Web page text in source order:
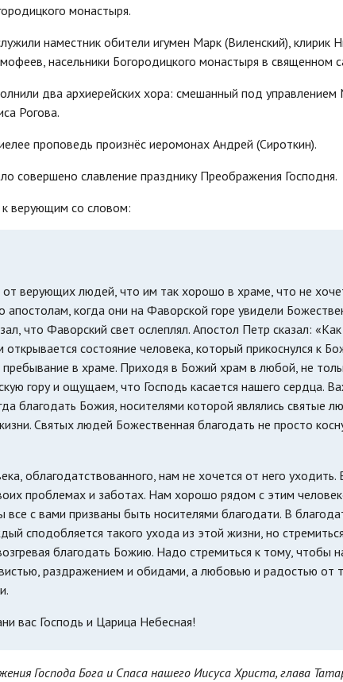
монастыря.
наместник обители игумен Марк (Виленский), клирик
насельники Богородицкого монастыря в священном
два архиерейских хора: смешанный под
Рогова.
проповедь произнёс иеромонах Андрей (Сироткин).
совершено славление празднику Преображения Господня.
верующим со словом:
верующих людей, что им так хорошо в храме, что не
апостолам, когда они на Фаворской горе увидели
что Фаворский свет ослеплял. Апостол Петр сказал:
открывается состояние человека, который прикоснулся к
в храме. Приходя в Божий храм в любой, не
гору и ощущаем, что Господь касается нашего сердца.
благодать Божия, носителями которой являлись святые
Святых людей Божественная благодать не просто
облагодатствованного, нам не хочется от него
проблемах и заботах. Нам хорошо рядом с этим
с вами призваны быть носителями благодати. В
сподобляется такого ухода из этой жизни, но
благодать Божию. Надо стремиться к тому, чтобы
раздражением и обидами, а любовью и радостью от
вас Господь и Царица Небесная!
Господа Бога и Спаса нашего Иисуса Христа, глава